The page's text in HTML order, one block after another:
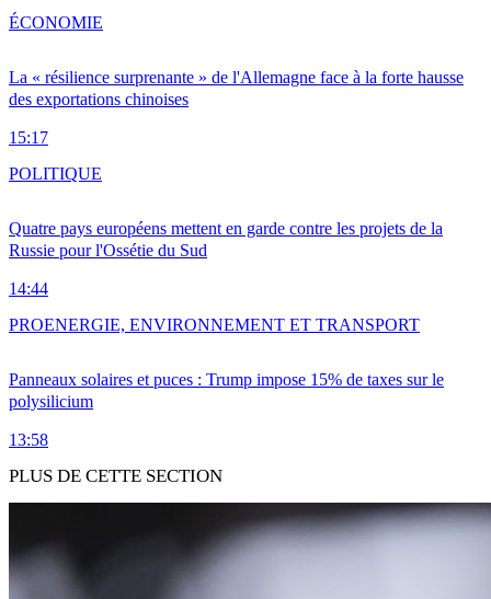
La « résilience surprenante » de l'Allemagne face à la forte hausse
des exportations chinoises
15:17
ÉCONOMIE
Quatre pays européens mettent en garde contre les projets de la
Russie pour l'Ossétie du Sud
14:44
POLITIQUE
Panneaux solaires et puces : Trump impose 15% de taxes sur le
polysilicium
13:58
PROENERGIE, ENVIRONNEMENT ET TRANSPORT
PLUS DE CETTE SECTION